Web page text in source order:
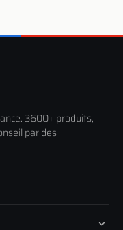
3600+ produits,
par des